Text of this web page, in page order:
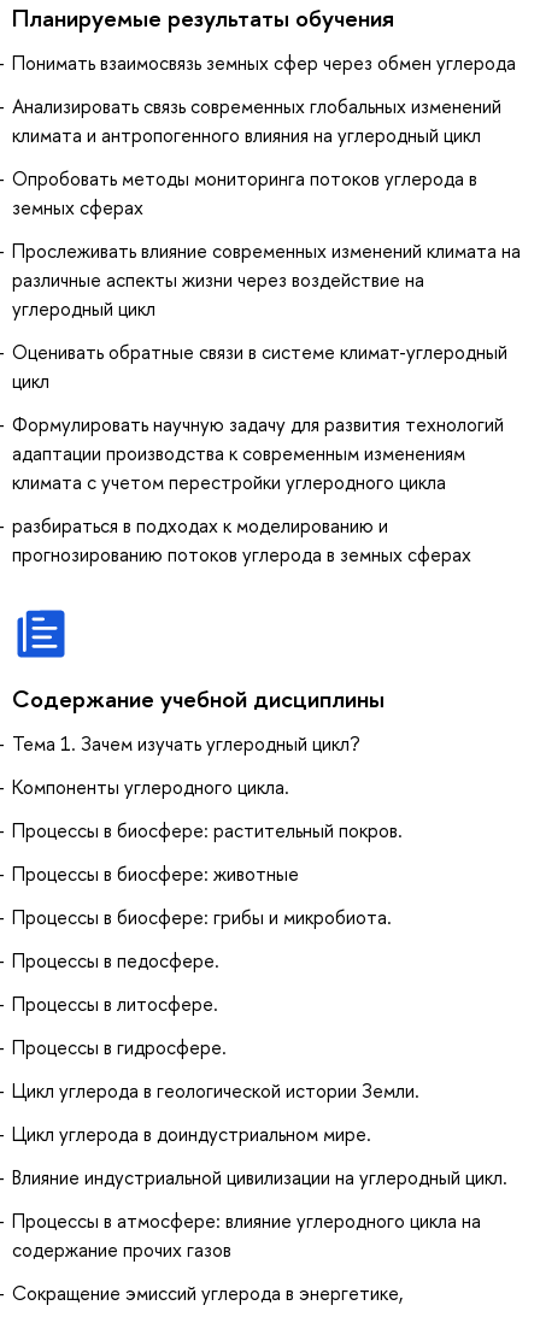
Планируемые результаты обучения
Понимать взаимосвязь земных сфер через обмен углерода
Анализировать связь современных глобальных изменений
климата и антропогенного влияния на углеродный цикл
Опробовать методы мониторинга потоков углерода в
земных сферах
Прослеживать влияние современных изменений климата на
различные аспекты жизни через воздействие на
углеродный цикл
Оценивать обратные связи в системе климат-углеродный
цикл
Формулировать научную задачу для развития технологий
адаптации производства к современным изменениям
климата с учетом перестройки углеродного цикла
разбираться в подходах к моделированию и
прогнозированию потоков углерода в земных сферах
Содержание учебной дисциплины
Тема 1. Зачем изучать углеродный цикл?
Компоненты углеродного цикла.
Процессы в биосфере: растительный покров.
Процессы в биосфере: животные
Процессы в биосфере: грибы и микробиота.
Процессы в педосфере.
Процессы в литосфере.
Процессы в гидросфере.
Цикл углерода в геологической истории Земли.
Цикл углерода в доиндустриальном мире.
Влияние индустриальной цивилизации на углеродный цикл.
Процессы в атмосфере: влияние углеродного цикла на
содержание прочих газов
Сокращение эмиссий углерода в энергетике,